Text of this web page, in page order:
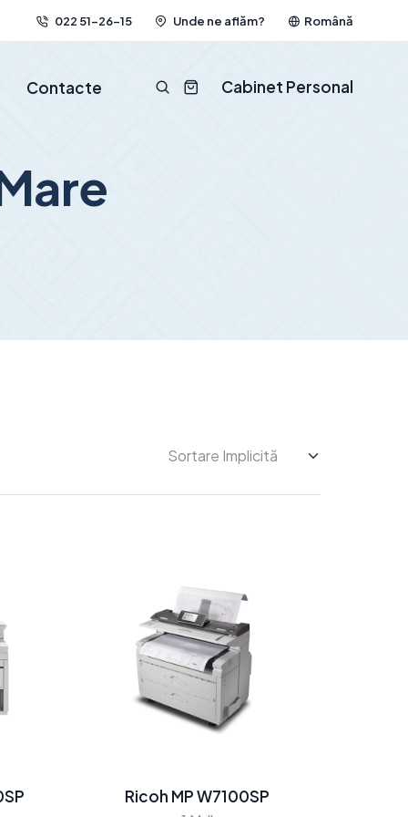
022 51-26-15 Unde ne aflăm? Română
Contacte Cabinet Personal
Ricoh MP W7100SP